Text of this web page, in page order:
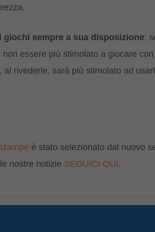
giochi sempre a sua disposizione:
non essere più stimolato a giocare
al rivederle, sarà più stimolato ad
è stato selezionato dal nuovo
nostre notizie SEGUICI QUI.